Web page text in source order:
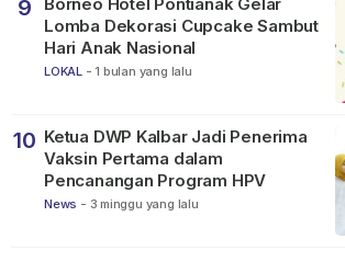
9
Lomba Dekorasi Cupcake Sambut
Hari Anak Nasional
LOKAL - 1 bulan yang lalu
10 Ketua DWP Kalbar Jadi Penerima
Vaksin Pertama dalam
Pencanangan Program HPV
News - 3 minggu yang lalu